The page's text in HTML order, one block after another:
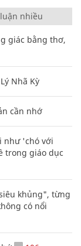
nhiều
giác bằng thơ,
Nhã Kỳ
cần nhớ
như 'chó với
trong giáo dục
khủng", từng
có nổi